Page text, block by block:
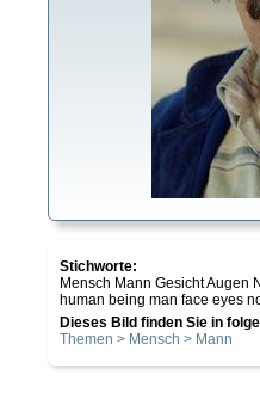
Stichworte:
Mensch Mann Gesicht Augen
human being man face eyes
Dieses Bild finden Sie in
Themen > Mensch > Mann